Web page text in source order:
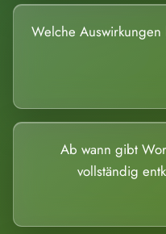
Welche
Ab wann gibt
vollständig